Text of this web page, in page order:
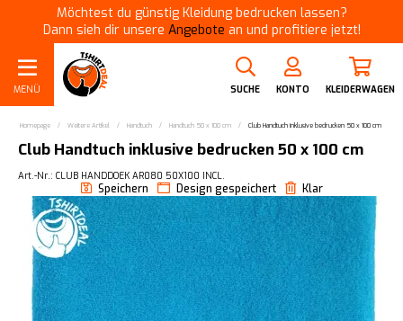
Möchtest du günstig Kleidung bedrucken lassen?
Dann sieh dir unsere Angebote an und profitiere jetzt!
MENÜ SUCHE KONTO KLEIDERWAGEN
Homepage / Weitere Artikel / Handtuch / ​Handtuch 50 x 100 cm / Club Handtuch inklusive bedrucken 50 x 100 cm
Club Handtuch inklusive bedrucken 50 x 100 cm
Art.-Nr.: CLUB HANDDOEK AR080 50X100 INCL.
Speichern Design gespeichert Klar